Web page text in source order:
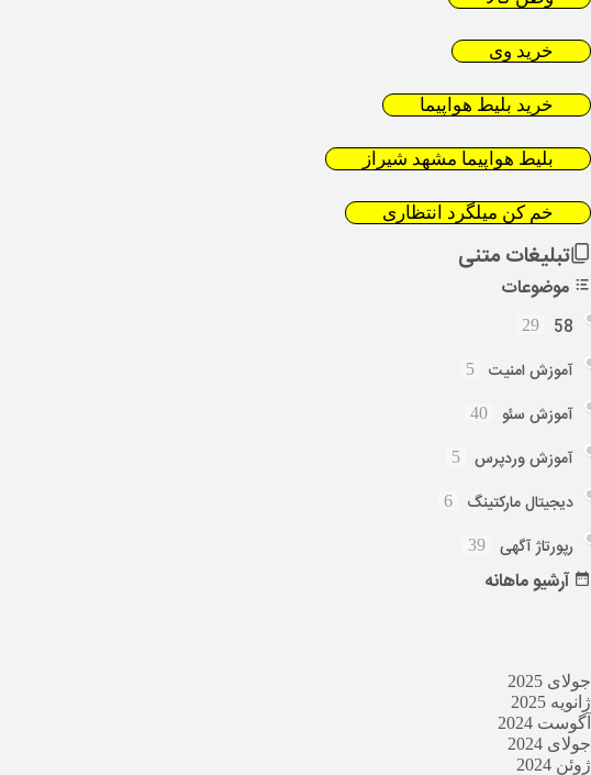
خرید وی
خرید بلیط هواپیما
بلیط هواپیما مشهد شیراز
خم کن میلگرد انتظاری
تبلیغات متنی
موضوعات
58
29
آموزش امنیت 5
آموزش سئو 40
آموزش وردپرس 5
دیجیتال مارکتینگ 6
رپورتاژ آگهی 39
آرشیوماهانه
جولای 2025
ژانویه 2025
آگوست 2024
جولای 2024
ژوئن 2024